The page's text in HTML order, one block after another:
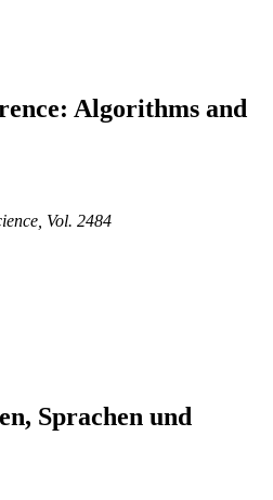
Algorithms and
Vol. 2484
Sprachen und